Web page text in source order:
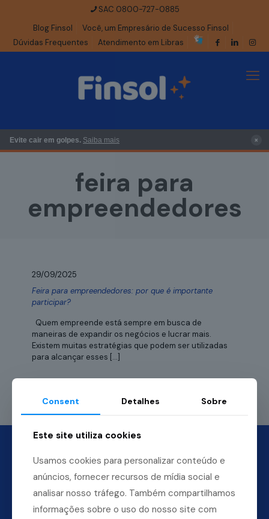
SAC 0800-727-0885
Blog Finsol
Você, um Empresário de Sucesso Finsol
Dúvidas Frequentes
Atendimento em Libras
Evite cair em golpes. Saiba mais ×
feira para
empreendedores
29/09/2025
Feira para empreendedores: por que é importante
participar?
Quem empreende está sempre em busca de
maneiras de expandir os negócios e lucrar mais.
Existem muitas estratégias que podem ser utilizadas
para alcançar esses […]
Consent Detalhes Sobre
Este site utiliza cookies
Usamos cookies para personalizar conteúdo e
anúncios, fornecer recursos de mídia social e
analisar nosso tráfego. Também compartilhamos
informações sobre o uso do nosso site com